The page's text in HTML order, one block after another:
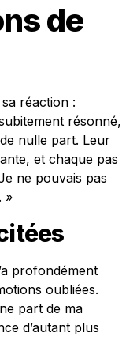
de
réaction :
résonné,
nulle part. Leur
et chaque pas
ne pouvais pas
»
profondément
oubliées.
part de ma
d’autant plus